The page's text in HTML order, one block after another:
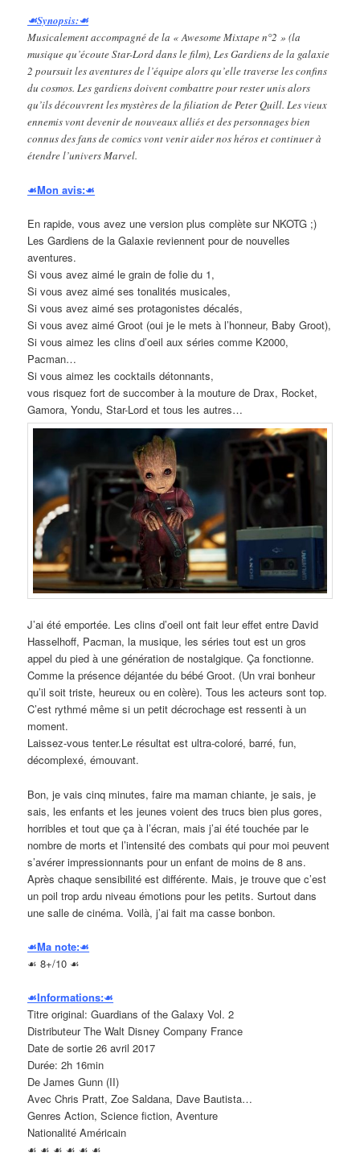
☙Synopsis:☙
Musicalement accompagné de la « Awesome Mixtape n°2 » (la
musique qu’écoute Star-Lord dans le film), Les Gardiens de la galaxie
2 poursuit les aventures de l’équipe alors qu’elle traverse les confins
du cosmos. Les gardiens doivent combattre pour rester unis alors
qu’ils découvrent les mystères de la filiation de Peter Quill. Les vieux
ennemis vont devenir de nouveaux alliés et des personnages bien
connus des fans de comics vont venir aider nos héros et continuer à
étendre l’univers Marvel.
☙Mon avis:☙
En rapide, vous avez une version plus complète sur NKOTG ;)
Les Gardiens de la Galaxie reviennent pour de nouvelles
aventures.
Si vous avez aimé le grain de folie du 1,
Si vous avez aimé ses tonalités musicales,
Si vous avez aimé ses protagonistes décalés,
Si vous avez aimé Groot (oui je le mets à l’honneur, Baby Groot),
Si vous aimez les clins d’oeil aux séries comme K2000,
Pacman…
Si vous aimez les cocktails détonnants,
vous risquez fort de succomber à la mouture de Drax, Rocket,
Gamora, Yondu, Star-Lord et tous les autres…
J’ai été emportée. Les clins d’oeil ont fait leur effet entre David
Hasselhoff, Pacman, la musique, les séries tout est un gros
appel du pied à une génération de nostalgique. Ça fonctionne.
Comme la présence déjantée du bébé Groot. (Un vrai bonheur
qu’il soit triste, heureux ou en colère). Tous les acteurs sont top.
C’est rythmé même si un petit décrochage est ressenti à un
moment.
Laissez-vous tenter.Le résultat est ultra-coloré, barré, fun,
décomplexé, émouvant.
Bon, je vais cinq minutes, faire ma maman chiante, je sais, je
sais, les enfants et les jeunes voient des trucs bien plus gores,
horribles et tout que ça à l’écran, mais j’ai été touchée par le
nombre de morts et l’intensité des combats qui pour moi peuvent
s’avérer impressionnants pour un enfant de moins de 8 ans.
Après chaque sensibilité est différente. Mais, je trouve que c’est
un poil trop ardu niveau émotions pour les petits. Surtout dans
une salle de cinéma. Voilà, j’ai fait ma casse bonbon.
☙Ma note:☙
☙ 8+/10 ☙
☙Informations:☙
Titre original: Guardians of the Galaxy Vol. 2
Distributeur The Walt Disney Company France
Date de sortie 26 avril 2017
Durée: 2h 16min
De James Gunn (II)
Avec Chris Pratt, Zoe Saldana, Dave Bautista…
Genres Action, Science fiction, Aventure
Nationalité Américain
☙ ☙ ☙ ☙ ☙ ☙